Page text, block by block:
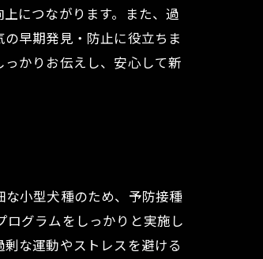
につながります。また、過
早期発見・防止に役立ちま
かりお伝えし、安心して新
小型犬種のため、予防接種
グラムをしっかりと実施し
な運動やストレスを避ける